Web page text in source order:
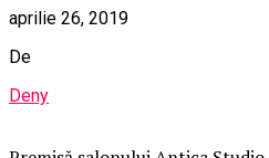
aprilie 26, 2019
De
Deny